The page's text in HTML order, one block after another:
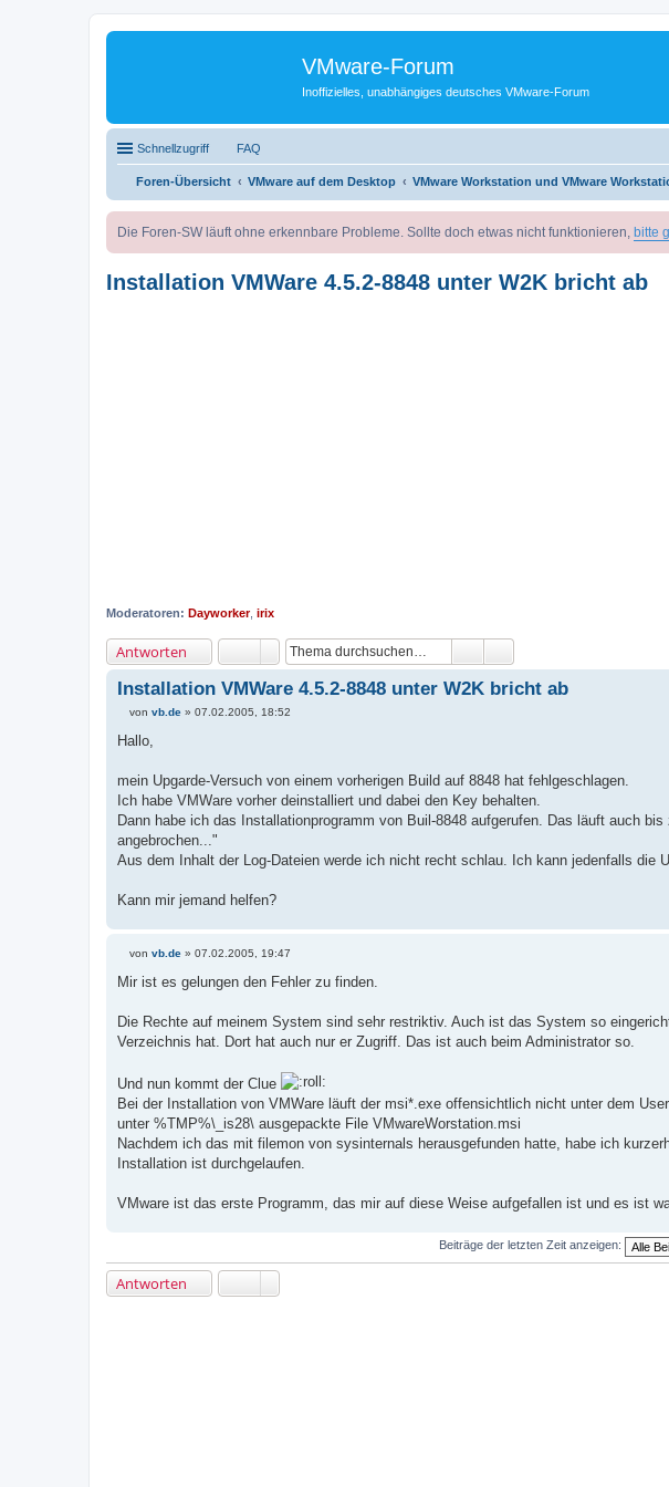
VMware-Forum
Inoffizielles, unabhängiges deutsches VMware-Forum
Schnellzugriff FAQ
Foren-Übersicht VMware auf dem Desktop VMware Workstation und VMware
Die Foren-SW läuft ohne erkennbare Probleme. Sollte doch etwas nicht funktionieren, bitte
Installation VMWare 4.5.2-8848 unter W2K bricht ab
Moderatoren: Dayworker, irix
Antworten
Installation VMWare 4.5.2-8848 unter W2K bricht ab
e
i
a
g
von vb.de » 07.02.2005, 18:52
Hallo,
mein Upgarde-Versuch von einem vorherigen Build auf 8848 hat fehlgeschlagen.
Ich habe VMWare vorher deinstalliert und dabei den Key behalten.
Dann habe ich das Installationprogramm von Buil-8848 aufgerufen. Das läuft auch
angebrochen..."
Aus dem Inhalt der Log-Dateien werde ich nicht recht schlau. Ich kann jedenfalls die
Kann mir jemand helfen?
e
i
a
g
von vb.de » 07.02.2005, 19:47
Mir ist es gelungen den Fehler zu finden.
Die Rechte auf meinem System sind sehr restriktiv. Auch ist das System so
Verzeichnis hat. Dort hat auch nur er Zugriff. Das ist auch beim Administrator so.
Und nun kommt der Clue
Bei der Installation von VMWare läuft der msi*.exe offensichtlich nicht unter dem
unter %TMP%\_is28\ ausgepackte File VMwareWorstation.msi
Nachdem ich das mit filemon von sysinternals herausgefunden hatte, habe ich
Installation ist durchgelaufen.
VMware ist das erste Programm, das mir auf diese Weise aufgefallen ist und es ist
Beiträge der letzten Zeit anzeigen:
Antworten